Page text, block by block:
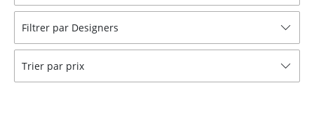
Bancs & Chaises longues
Poufs poires
Filtrer par Designers
Trier par prix